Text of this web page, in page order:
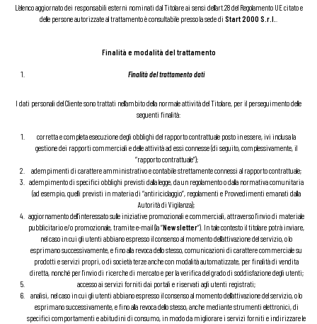
L’elenco aggiornato dei responsabili esterni nominati dal Titolare ai sensi dell’art.28 del Regolamento UE citato e
delle persone autorizzate al trattamento è consultabile presso la sede di Start 2000 S.r.l.
Finalità e modalità del trattamento
Finalità del trattamento dati
I dati personali del Cliente sono trattati nell’ambito della normale attività del Titolare, per il perseguimento delle
seguenti finalità:
corretta e completa esecuzione degli obblighi del rapporto contrattuale posto in essere, ivi inclusa la
gestione dei rapporti commerciali e delle attività ad essi connesse (di seguito, complessivamente, il
“rapporto contrattuale”);
adempimenti di carattere amministrativo e contabile strettamente connessi al rapporto contrattuale;
adempimento di specifici obblighi previsti dalla legge, da un regolamento o dalla normativa comunitaria
(ad esempio, quelli previsti in materia di “antiriciclaggio”, regolamenti e Provvedimenti emanati dalla
Autorità di Vigilanza);
aggiornamento dell’interessato sulle iniziative promozionali e commerciali, attraverso l’invio di materiale
pubblicitario e/o promozionale, tramite e-mail (la “Newsletter”). In tale contesto il titolare potrà inviare,
nel caso in cui gli utenti abbiano espresso il consenso al momento dell’attivazione del servizio, o lo
esprimano successivamente, e fino alla revoca dello stesso, comunicazioni di carattere commerciale su
prodotti e servizi propri, o di società terze anche con modalità automatizzate, per finalità di vendita
diretta, nonché per l’invio di ricerche di mercato e per la verifica del grado di soddisfazione degli utenti;
accesso ai servizi forniti dai portali e riservati agli utenti registrati;
analisi, nel caso in cui gli utenti abbiano espresso il consenso al momento dell’attivazione del servizio, o lo
esprimano successivamente, e fino alla revoca dello stesso, anche mediante strumenti elettronici, di
specifici comportamenti e abitudini di consumo, in modo da migliorare i servizi forniti e indirizzare le